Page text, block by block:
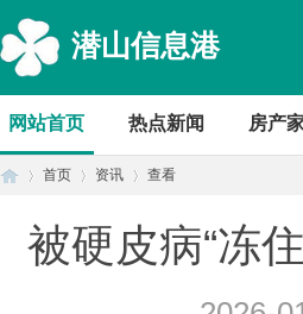
潜山信息港
网站首页 热点新闻 房产
首页 资讯 查看
被硬皮病“冻